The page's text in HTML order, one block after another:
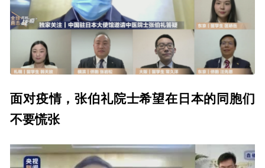
面对疫情，张伯礼院士希望在日本的同胞们
不要慌张